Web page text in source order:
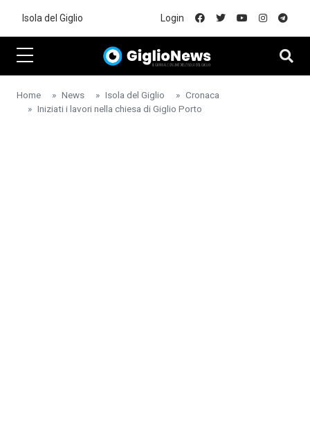
Isola del Giglio Login
Home News Isola del Giglio
Cronaca
Iniziati i lavori nella chiesa di Giglio Porto